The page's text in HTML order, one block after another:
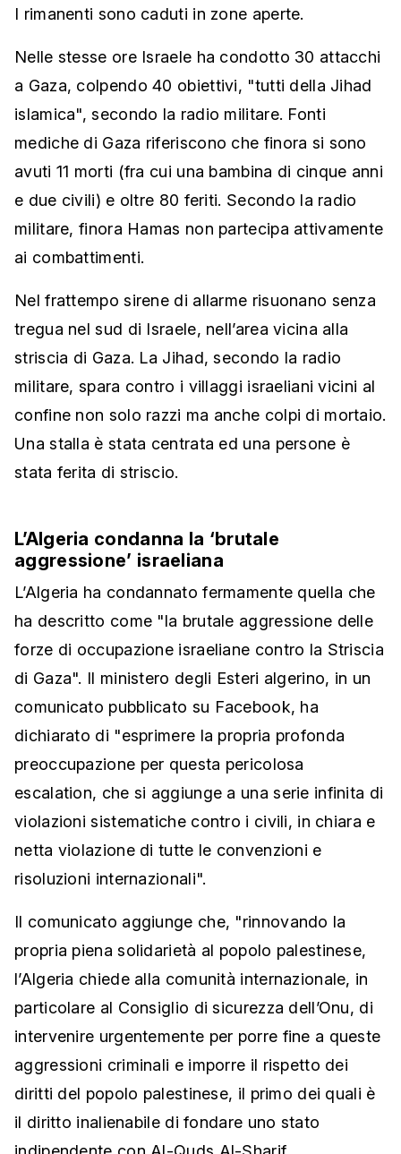
I rimanenti sono caduti in zone aperte.
Nelle stesse ore Israele ha condotto 30 attacchi
a Gaza, colpendo 40 obiettivi, "tutti della Jihad
islamica", secondo la radio militare. Fonti
mediche di Gaza riferiscono che finora si sono
avuti 11 morti (fra cui una bambina di cinque anni
e due civili) e oltre 80 feriti. Secondo la radio
militare, finora Hamas non partecipa attivamente
ai combattimenti.
Nel frattempo sirene di allarme risuonano senza
tregua nel sud di Israele, nell’area vicina alla
striscia di Gaza. La Jihad, secondo la radio
militare, spara contro i villaggi israeliani vicini al
confine non solo razzi ma anche colpi di mortaio.
Una stalla è stata centrata ed una persone è
stata ferita di striscio.
L’Algeria condanna la ‘brutale
aggressione’ israeliana
L’Algeria ha condannato fermamente quella che
ha descritto come "la brutale aggressione delle
forze di occupazione israeliane contro la Striscia
di Gaza". Il ministero degli Esteri algerino, in un
comunicato pubblicato su Facebook, ha
dichiarato di "esprimere la propria profonda
preoccupazione per questa pericolosa
escalation, che si aggiunge a una serie infinita di
violazioni sistematiche contro i civili, in chiara e
netta violazione di tutte le convenzioni e
risoluzioni internazionali".
Il comunicato aggiunge che, "rinnovando la
propria piena solidarietà al popolo palestinese,
l’Algeria chiede alla comunità internazionale, in
particolare al Consiglio di sicurezza dell’Onu, di
intervenire urgentemente per porre fine a queste
aggressioni criminali e imporre il rispetto dei
diritti del popolo palestinese, il primo dei quali è
il diritto inalienabile di fondare uno stato